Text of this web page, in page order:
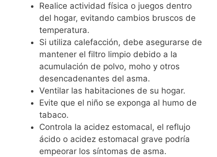
Realice actividad física o juegos dentro
del hogar, evitando cambios bruscos de
temperatura.
Si utiliza calefacción, debe asegurarse de
mantener el filtro limpio debido a la
acumulación de polvo, moho y otros
desencadenantes del asma.
Ventilar las habitaciones de su hogar.
Evite que el niño se exponga al humo de
tabaco.
Controla la acidez estomacal, el reflujo
ácido o acidez estomacal grave podría
empeorar los síntomas de asma.